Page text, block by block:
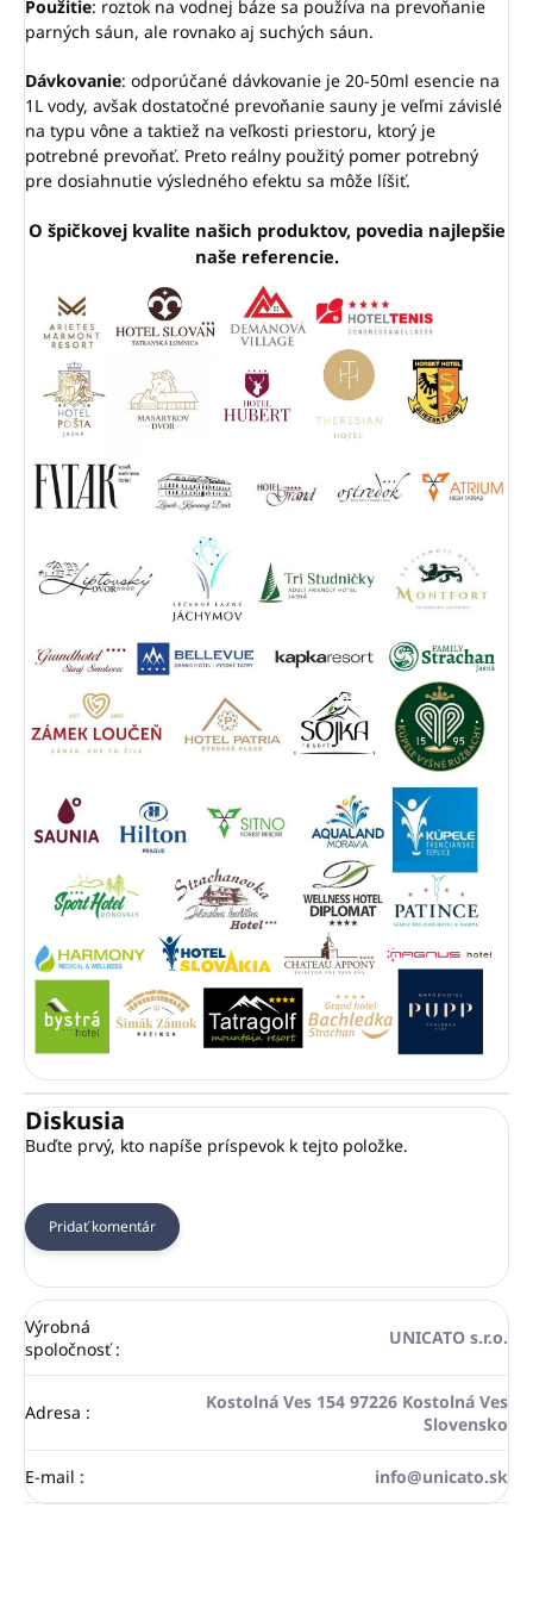
Použitie: roztok na vodnej báze sa používa na prevoňanie
parných sáun, ale rovnako aj suchých sáun.
Dávkovanie: odporúčané dávkovanie je 20-50ml esencie na
1L vody, avšak dostatočné prevoňanie sauny je veľmi závislé
na typu vône a taktiež na veľkosti priestoru, ktorý je
potrebné prevoňať. Preto reálny použitý pomer potrebný
pre dosiahnutie výsledného efektu sa môže líšiť.
O špičkovej kvalite našich produktov, povedia najlepšie
naše referencie.
Diskusia
Buďte prvý, kto napíše príspevok k tejto položke.
Pridať komentár
Výrobná
spoločnosť:
UNICATO s.r.o.
Adresa :
Kostolná Ves 154 97226 Kostolná Ves
Slovensko
E-mail : info@unicato.sk